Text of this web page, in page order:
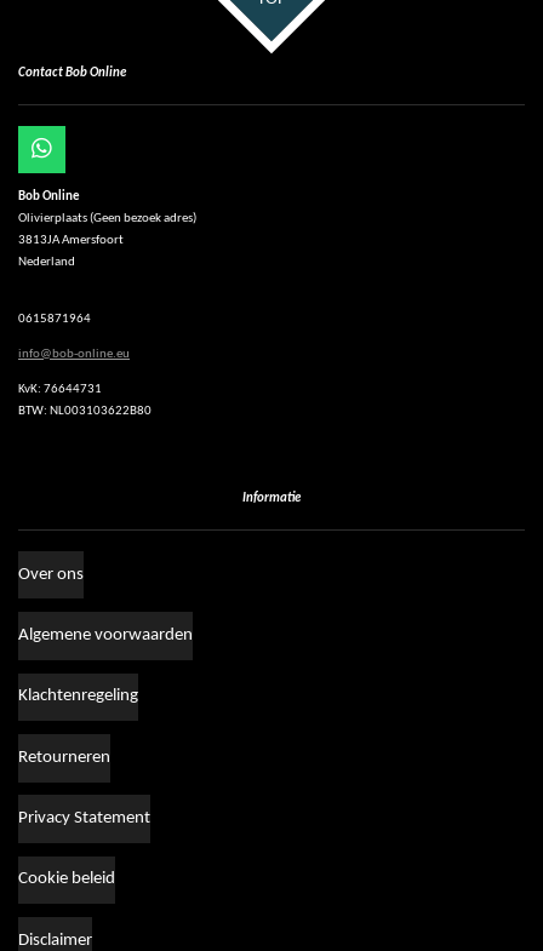
Contact Bob Online
W
h
a
t
s
A
p
Bob Online
Olivierplaats (Geen bezoek adres)
3813JA Amersfoort
Nederland
0615871964
info@bob-online.eu
KvK: 76644731
BTW: NL003103622B80
Informatie
Over ons
Algemene voorwaarden
Klachtenregeling
Retourneren
Privacy Statement
Cookie beleid
Disclaimer